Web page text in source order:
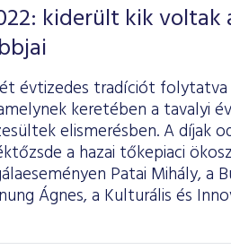
kiderült kik
évtizedes tradíciót folytatva
keretében a tavalyi
elismerésben. A díjak
a hazai tőkepiaci
Patai Mihály,
Ágnes, a Kulturális és